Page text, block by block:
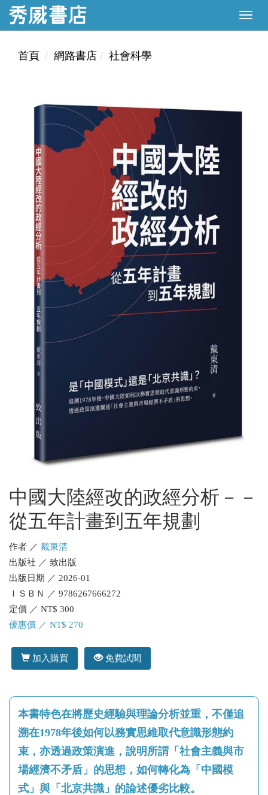
首頁 網路書店 社會科學
中國大陸經改的政經分析－－
從五年計畫到五年規劃
作者 ／ 戴東清
出版社 ／ 致出版
出版日期 ／ 2026-01
ＩＳＢＮ ／ 9786267666272
定價 ／ NT$ 300
優惠價 ／ NT$ 270
加入購買 免費試閱
本書特色在將歷史經驗與理論分析並重，不僅追
溯在1978年後如何以務實思維取代意識形態約
束，亦透過政策演進，說明所謂「社會主義與市
場經濟不矛盾」的思想，如何轉化為「中國模
式」與「北京共識」的論述優劣比較。